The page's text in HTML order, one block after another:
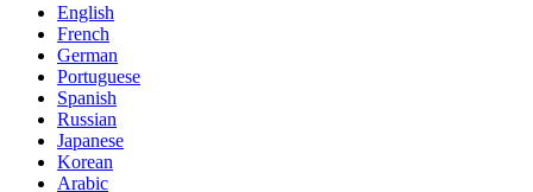
English
French
German
Portuguese
Spanish
Russian
Japanese
Korean
Arabic